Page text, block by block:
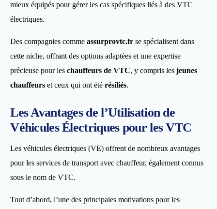
mieux équipés pour gérer les cas spécifiques liés à des VTC
électriques.
Des compagnies commeassurprovtc.fr se spécialisent dans
cette niche, offrant des options adaptées et une expertise
précieuse pour leschauffeurs de VTC, y compris lesjeunes
chauffeurs et ceux qui ont étérésiliés.
Les Avantages de l’Utilisation de
Véhicules Électriques pour les VTC
Les véhicules électriques (VE) offrent de nombreux avantages
pour les services de transport avec chauffeur, également connus
sous le nom de VTC.
Tout d’abord, l’une des principales motivations pour les